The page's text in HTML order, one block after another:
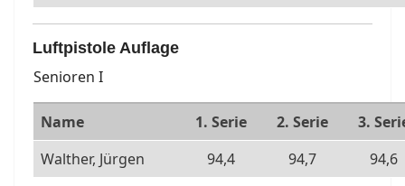
Luftpistole Auflage
Senioren I
Name 1. Serie 2. Serie
3.
Walther, Jürgen
94,4 94,7 94,6